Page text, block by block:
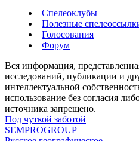
Спелеоклубы
Полезные
Голосования
Форум
Вся информация,
исследований, публикации и
интеллектуальной
использование без согласия
источника запрещено.
Под чуткой заботой
SEMPROGROUP